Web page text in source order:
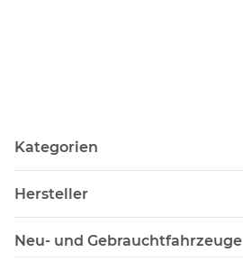
Kategorien
Hersteller
Neu- und Gebrauchtfahrzeuge